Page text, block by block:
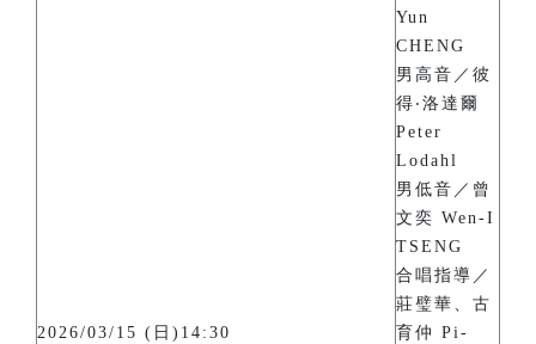
2026/03/15 (日)14:30
Yun
CHENG
男高音／彼
得‧洛達爾
Peter
Lodahl
男低音／曾
文奕 Wen-I
TSENG
合唱指導／
莊璧華、古
育仲 Pi-